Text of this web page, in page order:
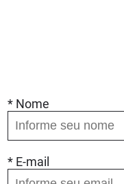
* Nome
* E-mail